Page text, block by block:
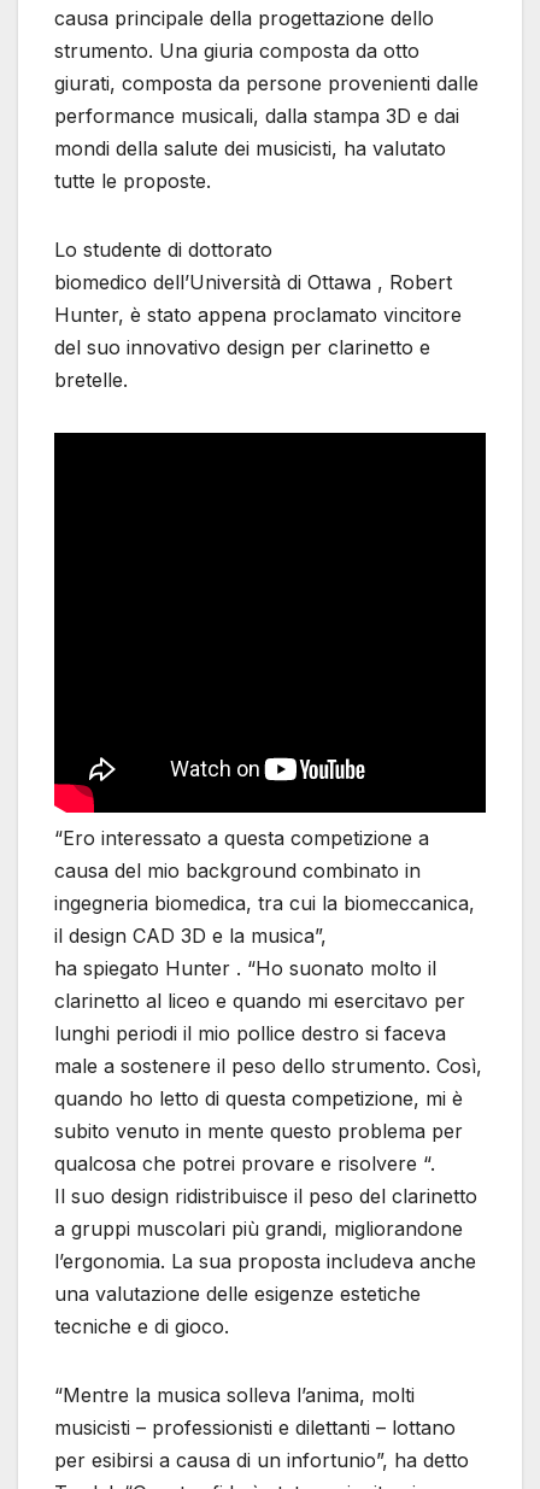
causa principale della progettazione dello
strumento. Una giuria composta da otto
giurati, composta da persone provenienti dalle
performance musicali, dalla stampa 3D e dai
mondi della salute dei musicisti, ha valutato
tutte le proposte.
Lo studente di dottorato
biomedico dell’Università di Ottawa , Robert
Hunter, è stato appena proclamato vincitore
del suo innovativo design per clarinetto e
bretelle.
“Ero interessato a questa competizione a
causa del mio background combinato in
ingegneria biomedica, tra cui la biomeccanica,
il design CAD 3D e la musica”,
ha spiegato Hunter . “Ho suonato molto il
clarinetto al liceo e quando mi esercitavo per
lunghi periodi il mio pollice destro si faceva
male a sostenere il peso dello strumento. Così,
quando ho letto di questa competizione, mi è
subito venuto in mente questo problema per
qualcosa che potrei provare e risolvere “.
Il suo design ridistribuisce il peso del clarinetto
a gruppi muscolari più grandi, migliorandone
l’ergonomia. La sua proposta includeva anche
una valutazione delle esigenze estetiche
tecniche e di gioco.
“Mentre la musica solleva l’anima, molti
musicisti – professionisti e dilettanti – lottano
per esibirsi a causa di un infortunio”, ha detto